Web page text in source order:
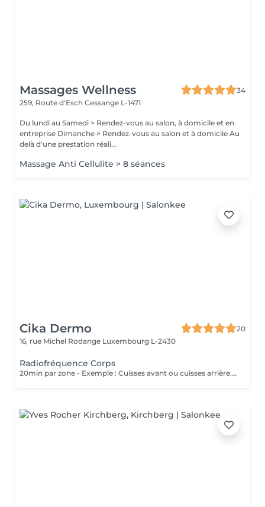
Massages Wellness
34
259, Route d'Esch Cessange L-1471
Du lundi au Samedi > Rendez-vous au salon, à domicile et en
entreprise Dimanche > Rendez-vous au salon et à domicile Au
delà d'une prestation réali...
Massage Anti Cellulite > 8 séances
Cika Dermo
20
16, rue Michel Rodange Luxembourg L-2430
Radiofréquence Corps
20min par zone - Exemple : Cuisses avant ou cuisses arrière. Soin Raffermissant pour le relâchement cutané ou la cellulite légère. L'effet est immédiat et évolutif sous 48h. Nous vous conseillons de faire ce soin en commençant par une cure de 6 séances et par la suite sous forme d'entretien uniquement.